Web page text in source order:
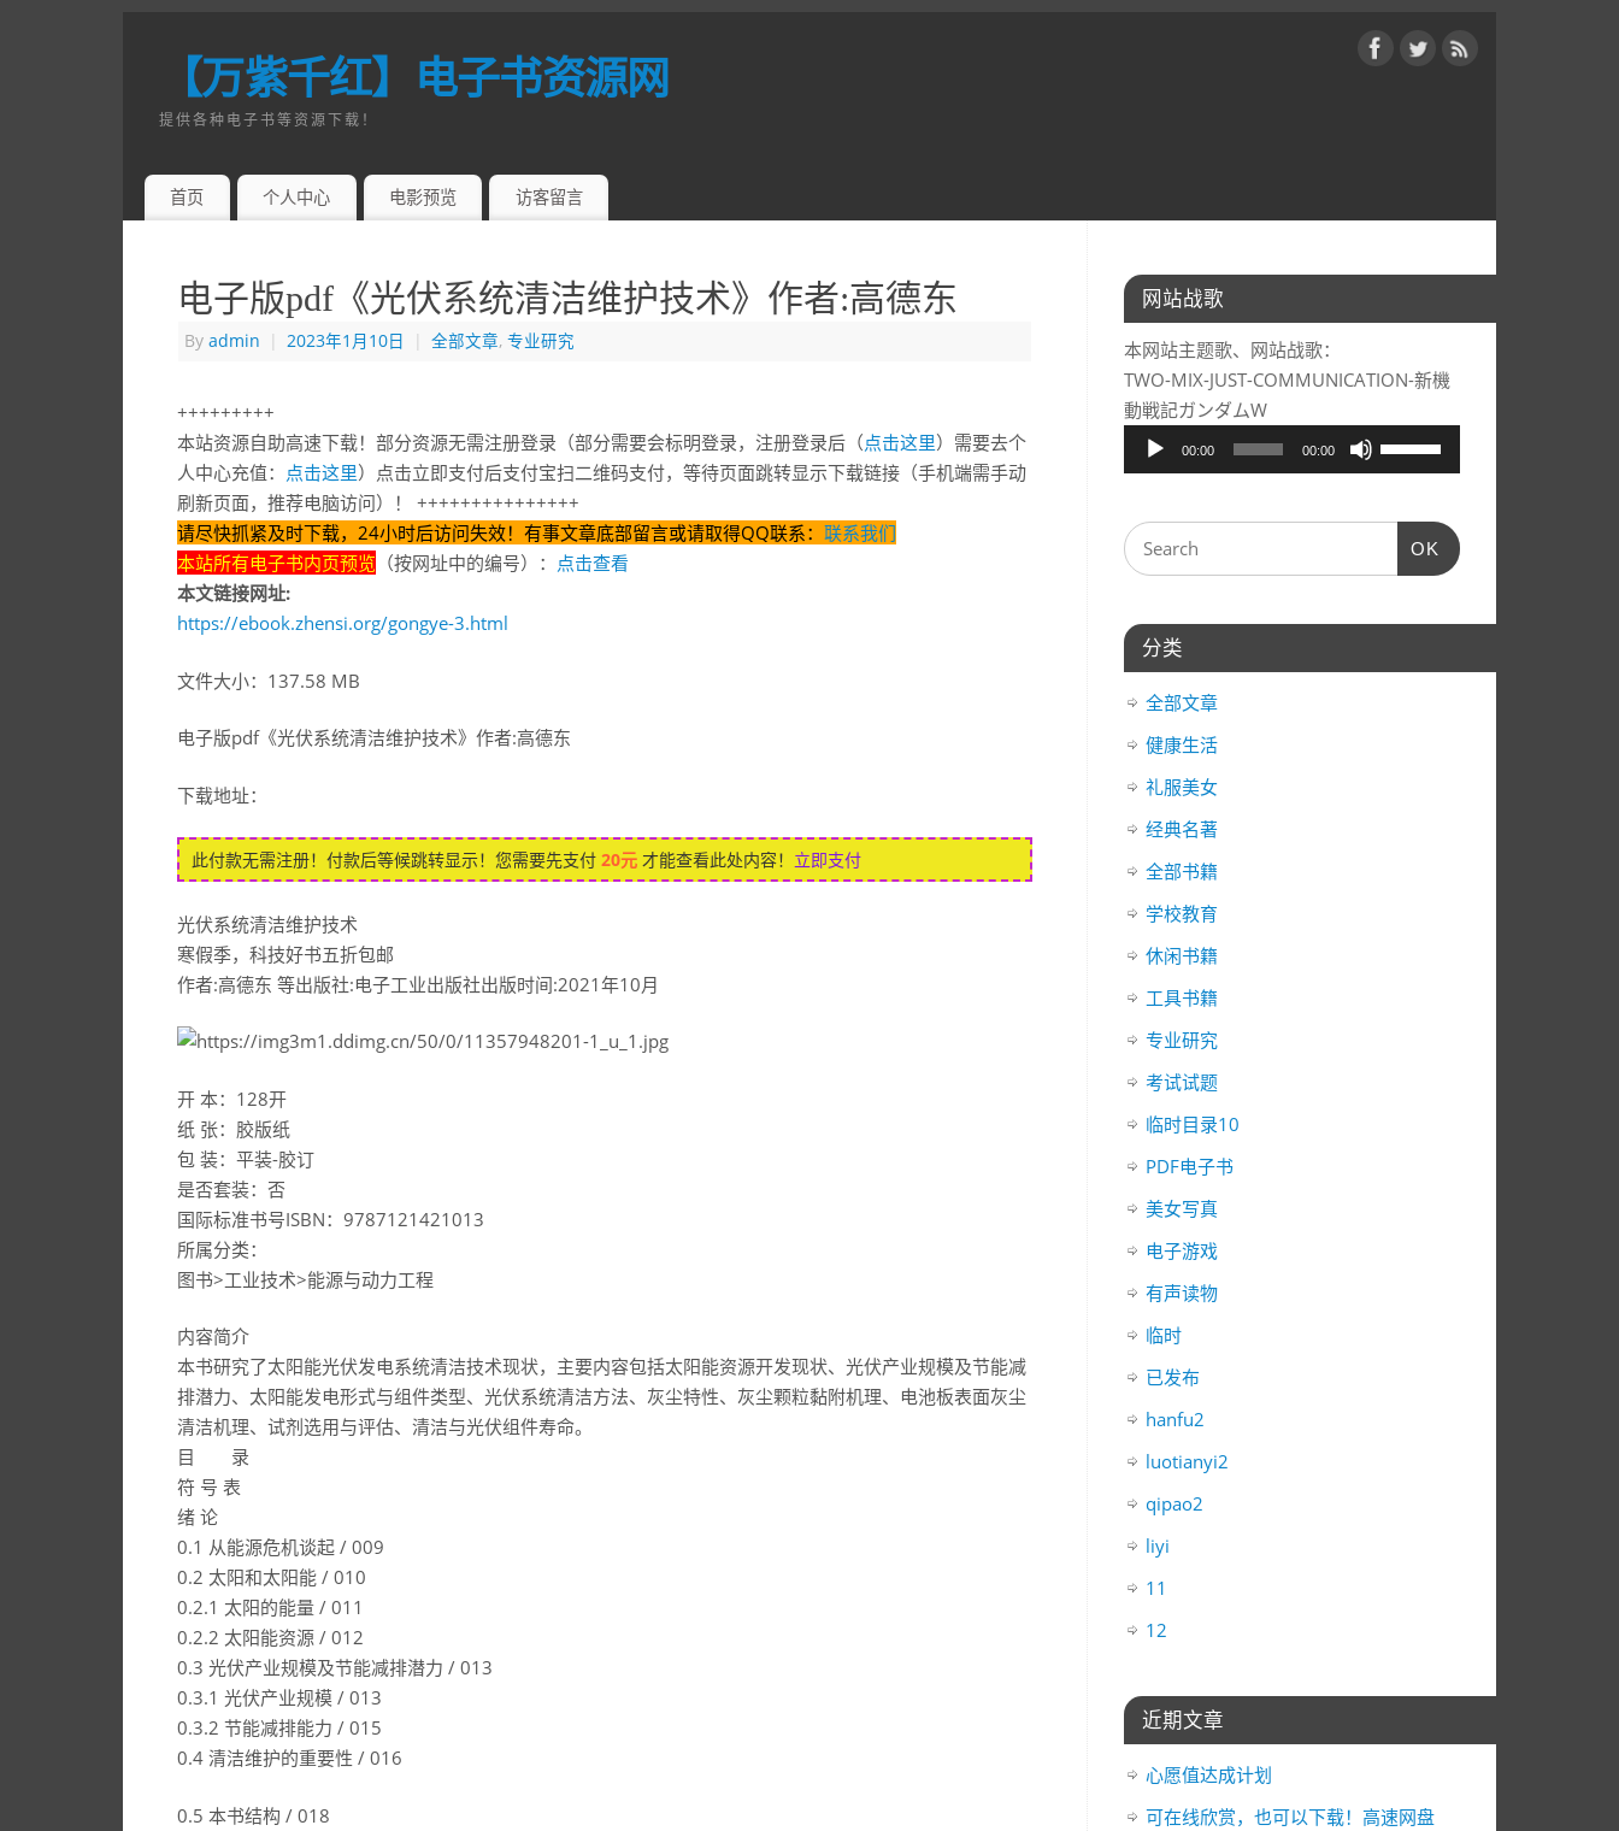
【万紫千红】电子书资源网
提供各种电子书等资源下载！
首页 个人中心 电影预览 访客留言
电子版pdf《光伏系统清洁维护技术》作者:高德东
By admin | 2023年1月10日 | 全部文章, 专业研究
+++++++++
本站资源自助高速下载！部分资源无需注册登录（部分需要会标明登录，注册登录后（点击这里）需要去个
人中心充值： 点击这里）点击立即支付后支付宝扫二维码支付，等待页面跳转显示下载链接（手机端需手动
刷新页面，推荐电脑访问）！ +++++++++++++++
请尽快抓紧及时下载，24小时后访问失效！有事文章底部留言或请取得QQ联系： 联系我们
本站所有电子书内页预览 （按网址中的编号）： 点击查看
本文链接网址:
https://ebook.zhensi.org/gongye-3.html
文件大小：137.58 MB
电子版pdf《光伏系统清洁维护技术》作者:高德东
下载地址：
此付款无需注册！付款后等候跳转显示！您需要先支付 20元 才能查看此处内容！ 立即支付
光伏系统清洁维护技术
寒假季，科技好书五折包邮
作者:高德东 等出版社:电子工业出版社出版时间:2021年10月
开 本：128开
纸 张：胶版纸
包 装：平装-胶订
是否套装：否
国际标准书号ISBN：9787121421013
所属分类：
图书>工业技术>能源与动力工程
内容简介
本书研究了太阳能光伏发电系统清洁技术现状，主要内容包括太阳能资源开发现状、光伏产业规模及节能减
排潜力、太阳能发电形式与组件类型、光伏系统清洁方法、灰尘特性、灰尘颗粒黏附机理、电池板表面灰尘
清洁机理、试剂选用与评估、清洁与光伏组件寿命。
目 录
符 号 表
绪 论
0.1 从能源危机谈起 / 009
0.2 太阳和太阳能 / 010
0.2.1 太阳的能量 / 011
0.2.2 太阳能资源 / 012
0.3 光伏产业规模及节能减排潜力 / 013
0.3.1 光伏产业规模 / 013
0.3.2 节能减排能力 / 015
0.4 清洁维护的重要性 / 016
0.5 本书结构 / 018
网站战歌
本网站主题歌、网站战歌：
TWO-MIX-JUST-COMMUNICATION-新機
動戦記ガンダムW
频
放
器
00:00 00:00
用
下
键
OK
分类
全部文章
健康生活
礼服美女
经典名著
全部书籍
学校教育
休闲书籍
工具书籍
专业研究
考试试题
临时目录10
PDF电子书
美女写真
电子游戏
有声读物
临时
已发布
hanfu2
luotianyi2
qipao2
liyi
11
12
近期文章
心愿值达成计划
可在线欣赏，也可以下载！高速网盘